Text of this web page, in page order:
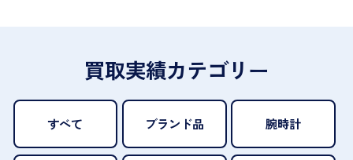
買取実績カテゴリー
すべて ブランド品 腕時計